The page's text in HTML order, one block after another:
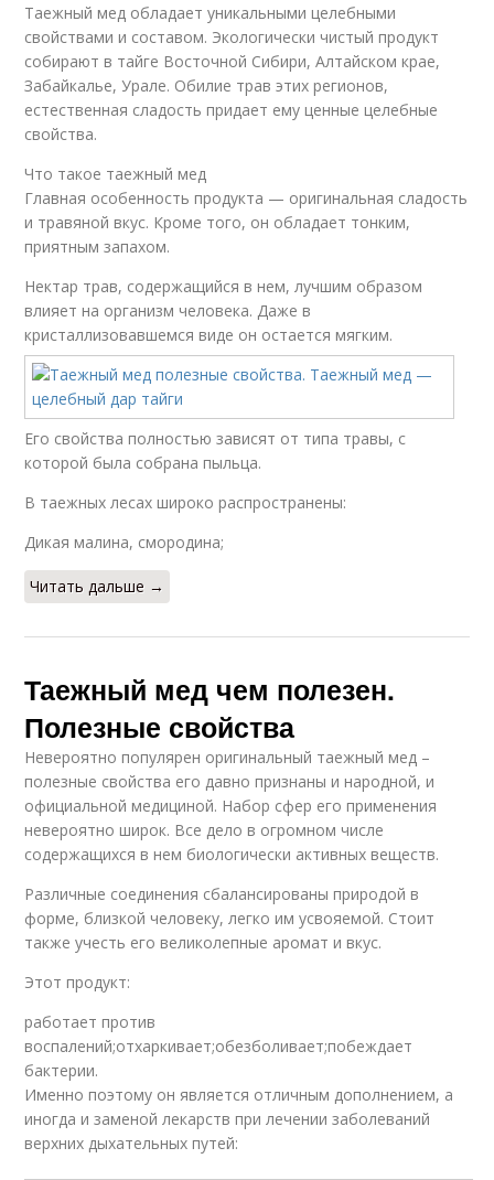
Таежный мед обладает уникальными целебными
свойствами и составом. Экологически чистый продукт
собирают в тайге Восточной Сибири, Алтайском крае,
Забайкалье, Урале. Обилие трав этих регионов,
естественная сладость придает ему ценные целебные
свойства.
Что такое таежный мед
Главная особенность продукта — оригинальная сладость
и травяной вкус. Кроме того, он обладает тонким,
приятным запахом.
Нектар трав, содержащийся в нем, лучшим образом
влияет на организм человека. Даже в
кристаллизовавшемся виде он остается мягким.
Его свойства полностью зависят от типа травы, с
которой была собрана пыльца.
В таежных лесах широко распространены:
Дикая малина, смородина;
Читать дальше →
Таежный мед чем полезен.
Полезные свойства
Невероятно популярен оригинальный таежный мед –
полезные свойства его давно признаны и народной, и
официальной медициной. Набор сфер его применения
невероятно широк. Все дело в огромном числе
содержащихся в нем биологически активных веществ.
Различные соединения сбалансированы природой в
форме, близкой человеку, легко им усвояемой. Стоит
также учесть его великолепные аромат и вкус.
Этот продукт:
работает против
воспалений;отхаркивает;обезболивает;побеждает
бактерии.
Именно поэтому он является отличным дополнением, а
иногда и заменой лекарств при лечении заболеваний
верхних дыхательных путей: